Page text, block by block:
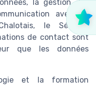
la gestion des
avec les
le Sévigné
de contact sont
que les données
et la formation